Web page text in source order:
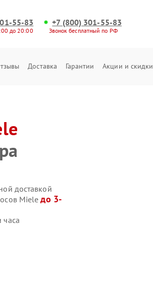
55-83
до 20:00
+7 (800) 301-55-83
Звонок бесплатный по РФ
Доставка Гарантии Акции и скидки
доставкой
Mieleдо 3-
часа